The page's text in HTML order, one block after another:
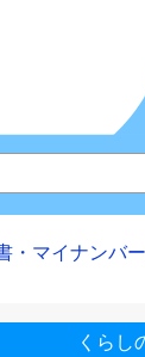
・マイナンバ
くらし